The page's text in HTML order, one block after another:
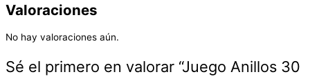
Valoraciones
No hay valoraciones aún.
Sé el primero en valorar “Juego Anillos 30